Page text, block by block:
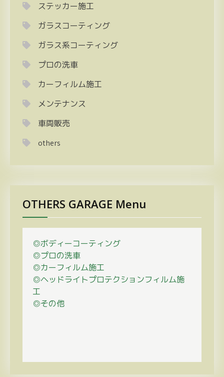
ステッカー施工
ガラスコーティング
ガラス系コーティング
プロの洗車
カーフィルム施工
メンテナンス
車両販売
others
OTHERS GARAGE Menu
◎ボディーコーティング
◎プロの洗車
◎カーフィルム施工
◎ヘッドライトプロテクションフィルム施
工
◎その他